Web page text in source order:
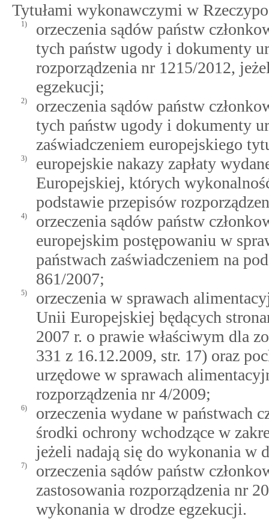
Tytułami wykonawczymi w
1)
orzeczenia sądów państw
tych państw ugody i dokumenty
rozporządzenia nr 1215/2012,
egzekucji;
2)
orzeczenia sądów państw
tych państw ugody i dokumenty
zaświadczeniem europejskiego
3)
europejskie nakazy zapłaty
Europejskiej, których
podstawie przepisów
4)
orzeczenia sądów państw
europejskim postępowaniu w
państwach zaświadczeniem na
861/2007;
5)
orzeczenia w sprawach
Unii Europejskiej będących
2007 r. o prawie właściwym dla
331 z 16.12.2009, str. 17) oraz
urzędowe w sprawach
rozporządzenia nr 4/2009;
6)
orzeczenia wydane w państwach
środki ochrony wchodzące w
jeżeli nadają się do wykonania w
7)
orzeczenia sądów państw
zastosowania rozporządzenia nr
wykonania w drodze egzekucji.